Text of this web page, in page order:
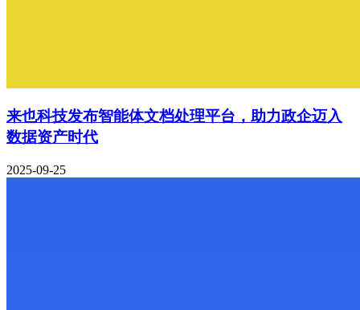
来也科技发布智能体文档处理平台，助力政企迈入
数据资产时代
2025-09-25